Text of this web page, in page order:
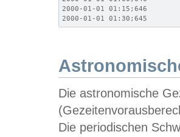
2000-01-01 01:15;646
2000-01-01 01:30;645
Die astronomische
Die periodischen